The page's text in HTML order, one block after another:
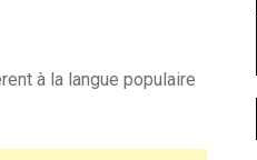
à la langue populaire